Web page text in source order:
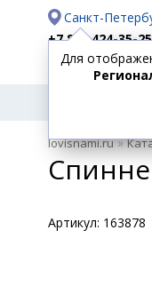
Санкт-
+7 812 424-35-25
Доставка
Для
РЫБОЛОВНЫЕ
ТОВАРЫ
lovisnami.ru»
Артикул: 163878